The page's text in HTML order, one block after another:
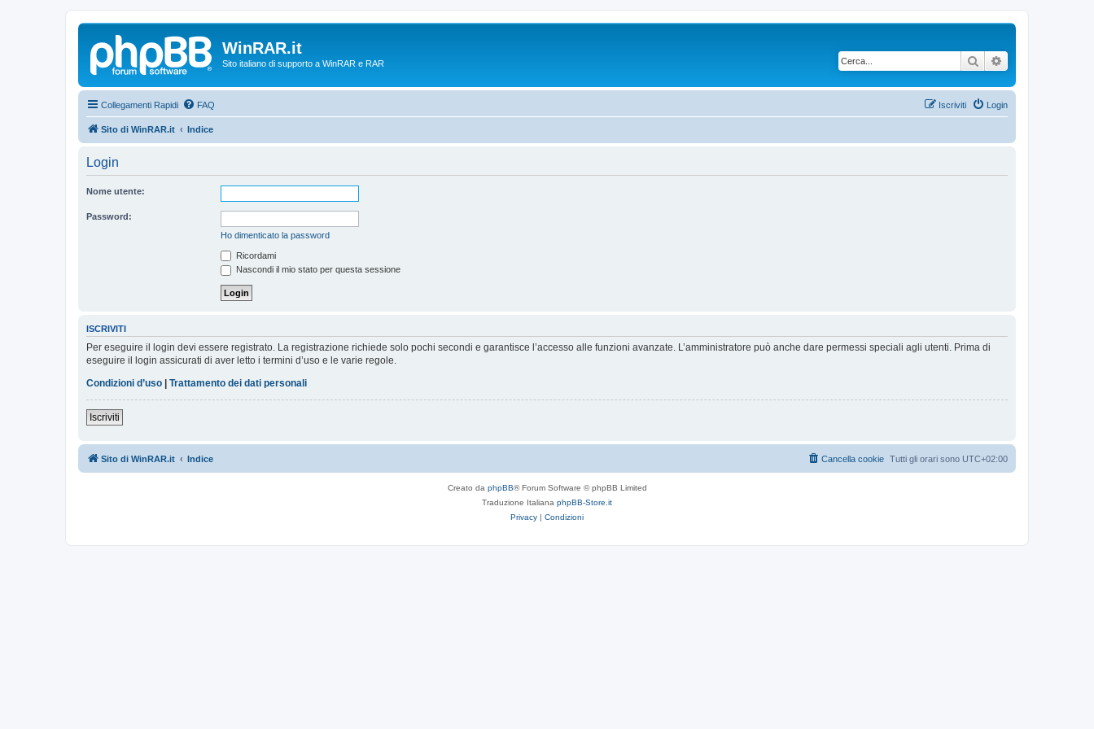
WinRAR.it
Sito italiano di supporto a WinRAR e RAR Cerca
Collegamenti Rapidi FAQ Login
Iscriviti
Sito di WinRAR.it Indice
Login
Nome utente:
Password:
Ho dimenticato la password
Ricordami
Nascondi il mio stato per questa sessione
ISCRIVITI
Per eseguire il login devi essere registrato. La registrazione richiede solo pochi secondi e garantisce l’accesso alle funzioni avanzate. L’amministratore può anche dare permessi speciali agli utenti. Prima di
eseguire il login assicurati di aver letto i termini d’uso e le varie regole.
Condizioni d’uso
Trattamento dei dati personali
Iscriviti
Sito di WinRAR.it Indice Tutti gli orari sono UTC+02:00
Cancella cookie
Creato da phpBB® Forum Software © phpBB Limited
Traduzione Italiana phpBB-Store.it
Privacy | Condizioni